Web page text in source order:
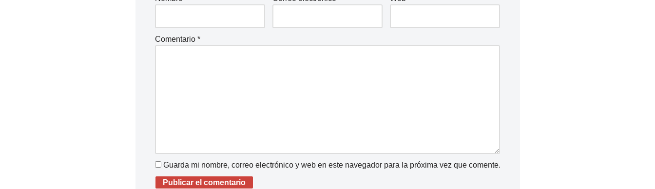
Comentario *
Guarda mi nombre, correo electrónico y web en este navegador para la próxima vez que comente.